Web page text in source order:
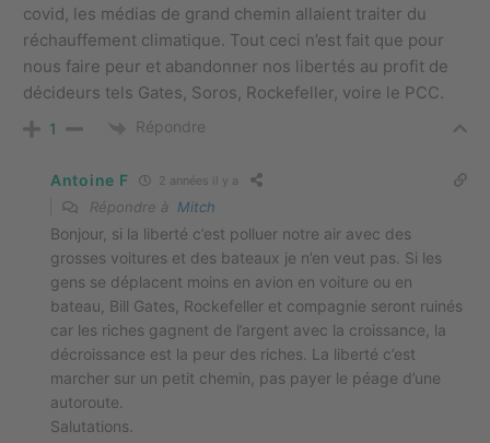
covid, les médias de grand chemin allaient traiter du
réchauffement climatique. Tout ceci n’est fait que pour
nous faire peur et abandonner nos libertés au profit de
décideurs tels Gates, Soros, Rockefeller, voire le PCC.
1 Répondre
Antoine F 2 années il y a
Répondre à Mitch
Bonjour, si la liberté c’est polluer notre air avec des
grosses voitures et des bateaux je n’en veut pas. Si les
gens se déplacent moins en avion en voiture ou en
bateau, Bill Gates, Rockefeller et compagnie seront ruinés
car les riches gagnent de l’argent avec la croissance, la
décroissance est la peur des riches. La liberté c’est
marcher sur un petit chemin, pas payer le péage d’une
autoroute.
Salutations.